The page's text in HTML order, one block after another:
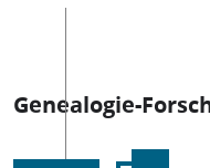
Genealogie-